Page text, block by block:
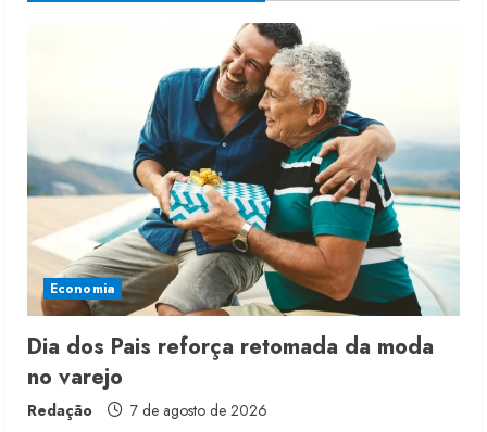
a
d
i
n
g
Economia
Dia dos Pais reforça retomada da moda
no varejo
Redação 7 de agosto de 2026